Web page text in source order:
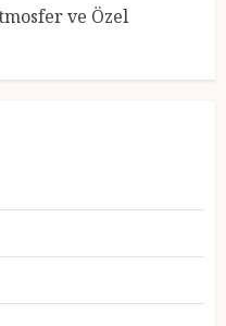
ve Özel
2025